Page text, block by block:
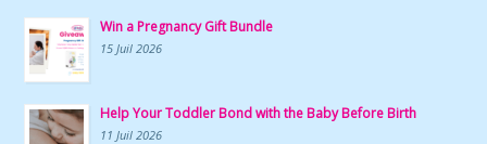
Win a Pregnancy Gift Bundle
15 Juil 2026
Help Your Toddler Bond with the Baby Before Birth
11 Juil 2026